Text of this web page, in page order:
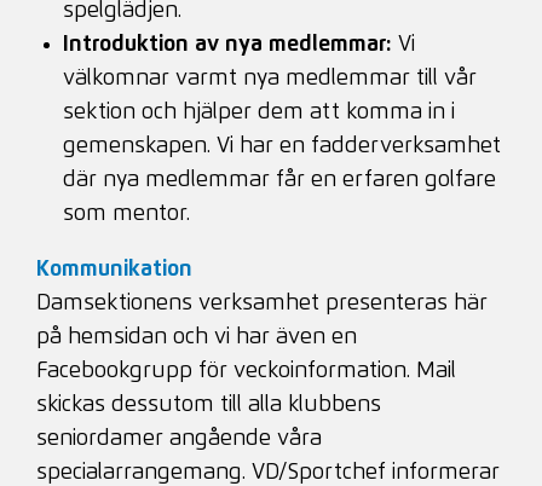
spelglädjen.
Introduktion av nya medlemmar: Vi
välkomnar varmt nya medlemmar till vår
sektion och hjälper dem att komma in i
gemenskapen. Vi har en fadderverksamhet
där nya medlemmar får en erfaren golfare
som mentor.
Kommunikation
Damsektionens verksamhet presenteras här
på hemsidan och vi har även en
Facebookgrupp för veckoinformation. Mail
skickas dessutom till alla klubbens
seniordamer angående våra
specialarrangemang. VD/Sportchef informerar